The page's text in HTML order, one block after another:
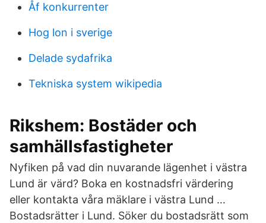
Åf konkurrenter
Hog lon i sverige
Delade sydafrika
Tekniska system wikipedia
Rikshem: Bostäder och
samhällsfastigheter
Nyfiken på vad din nuvarande lägenhet i västra
Lund är värd? Boka en kostnadsfri värdering
eller kontakta våra mäklare i västra Lund …
Bostadsrätter i Lund. Söker du bostadsrätt som